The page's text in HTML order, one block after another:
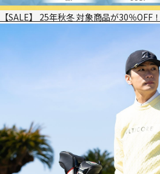
【SALE】 25年秋冬 対象商品が30％OFF